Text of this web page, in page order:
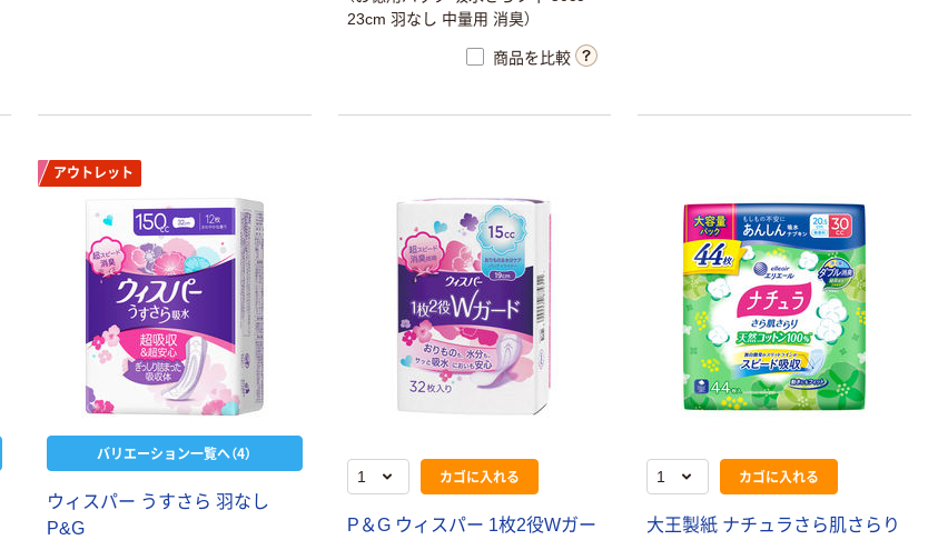
23cm 羽なし 中量用 消臭）
商品を比較
アウトレット
バリエーション一覧へ（4）
ウィスパー うすさら 羽なし
P&G
カゴに入れる
P＆G ウィスパー 1枚2役Wガー
カゴに入れる
大王製紙 ナチュラさら肌さらり